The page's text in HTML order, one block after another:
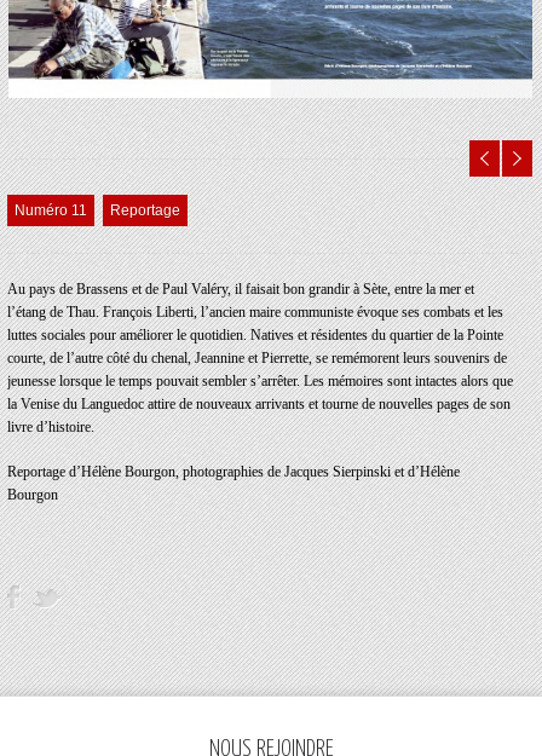
Numéro 11 Reportage
Au pays de Brassens et de Paul Valéry, il faisait bon grandir à Sète, entre la mer et
l’étang de Thau. François Liberti, l’ancien maire communiste évoque ses combats et les
luttes sociales pour améliorer le quotidien. Natives et résidentes du quartier de la Pointe
courte, de l’autre côté du chenal, Jeannine et Pierrette, se remémorent leurs souvenirs de
jeunesse lorsque le temps pouvait sembler s’arrêter. Les mémoires sont intactes alors que
la Venise du Languedoc attire de nouveaux arrivants et tourne de nouvelles pages de son
livre d’histoire.
Reportage d’Hélène Bourgon, photographies de Jacques Sierpinski et d’Hélène
Bourgon
NOUS REJOINDRE